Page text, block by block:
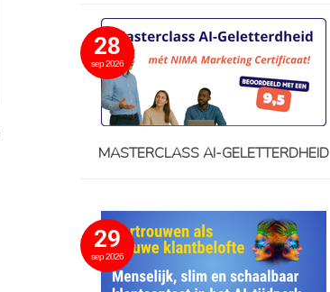
28
sep 2026
MASTERCLASS AI-GELETTERDHEID
29
sep 2026